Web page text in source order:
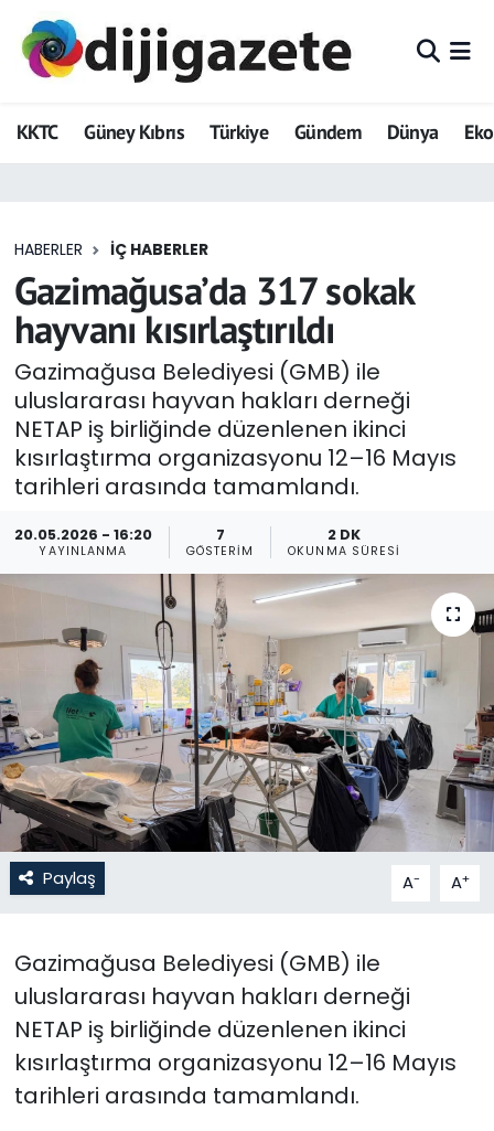
KKTC Güney Kıbrıs Türkiye Gündem Dünya
HABERLER İÇ HABERLER
Gazimağusa’da 317 sokak
hayvanı kısırlaştırıldı
Gazimağusa Belediyesi (GMB) ile
uluslararası hayvan hakları derneği
NETAP iş birliğinde düzenlenen ikinci
kısırlaştırma organizasyonu 12–16 Mayıs
tarihleri arasında tamamlandı.
20.05.2026 - 16:20
YAYINLANMA
7
GÖSTERIM
2 DK
OKUNMA SÜRESI
Paylaş A- A+
Gazimağusa Belediyesi (GMB) ile
uluslararası hayvan hakları derneği
NETAP iş birliğinde düzenlenen ikinci
kısırlaştırma organizasyonu 12–16 Mayıs
tarihleri arasında tamamlandı.
ADVERTORIAL
Dijigazete
Eğitim
Ekonomi
Foto Galeri
GEZİ
Güncel
Gündem
KKTC YEREL SEÇİM 2018
Kültür Sanat
Magazin
Moda
Nöbetçi Eczaneler
Politika
SAĞLIK
Spor
Hava Durumu
Trafik Durumu
Tüm Manşetler
Son Dakika Haberleri
Haber Arşivi